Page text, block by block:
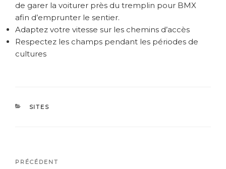
de garer la voiturer près du tremplin pour BMX
afin d’emprunter le sentier.
Adaptez votre vitesse sur les chemins d’accès
Respectez les champs pendant les périodes de
cultures
CATÉGORIES
SITES
Navigation
Article
PRÉCÉDENT